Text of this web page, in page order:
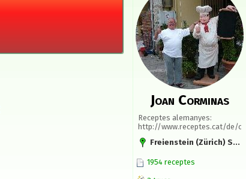
Joan Corminas
Receptes alemanyes:
http://www.receptes.cat/de/
Freienstein (Zürich) Suïssa
1954 receptes